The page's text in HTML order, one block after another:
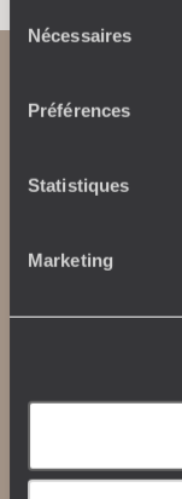
Nécessaires
Préférences
Statistiques
Marketing
Abonnez-vous à
Lire notre
100% carbone